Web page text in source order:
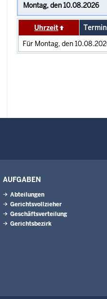
Uhrzeit Termin
Für Montag, den
AUFGABEN
Abteilungen
Gerichtsvollzieher
Geschäftsverteilung
Gerichtsbezirk